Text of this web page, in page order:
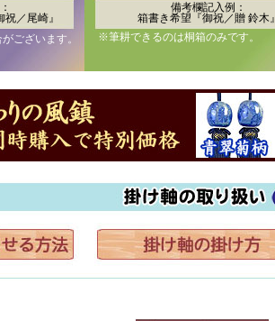
／尾崎』
備考欄記入例：
箱書き希望『御祝／贈 鈴木』
ございます。
※筆耕できるのは桐箱のみです。